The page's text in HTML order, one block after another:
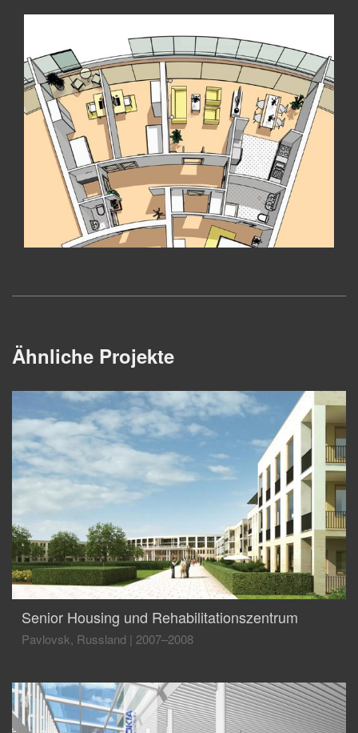
Ähnliche Projekte
Senior Housing und Rehabilitationszentrum
Pavlovsk, Russland | 2007–2008